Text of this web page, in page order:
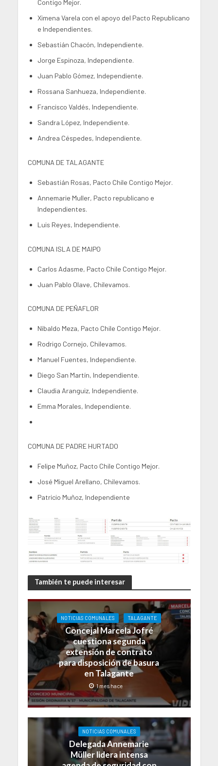
Contigo Mejor.
Ximena Varela con el apoyo del Pacto Republicano
e Independientes.
Sebastián Chacón, Independiente.
Jorge Espinoza, Independiente.
Juan Pablo Gómez, Independiente.
Rossana Sanhueza, Independiente.
Francisco Valdés, Independiente.
Sandra López, Independiente.
Andrea Céspedes, Independiente.
COMUNA DE TALAGANTE
Sebastián Rosas, Pacto Chile Contigo Mejor.
Annemarie Muller, Pacto republicano e
Independientes.
Luis Reyes, Independiente.
COMUNA ISLA DE MAIPO
Carlos Adasme, Pacto Chile Contigo Mejor.
Juan Pablo Olave, Chilevamos.
COMUNA DE PEÑAFLOR
Nibaldo Meza, Pacto Chile Contigo Mejor.
Rodrigo Cornejo, Chilevamos.
Manuel Fuentes, Independiente.
Diego San Martín, Independiente.
Claudia Aranguiz, Independiente.
Emma Morales, Independiente.
COMUNA DE PADRE HURTADO
Felipe Muñoz, Pacto Chile Contigo Mejor.
José Miguel Arellano, Chilevamos.
Patricio Muñoz, Independiente
También te puede interesar
NOTICIAS COMUNALES TALAGANTE
Concejal Marcela Jofré
cuestiona segunda
extensión de contrato
para disposición de basura
en Talagante
1 mes hace
NOTICIAS COMUNALES
Delegada Annemarie
Müller lidera intensa